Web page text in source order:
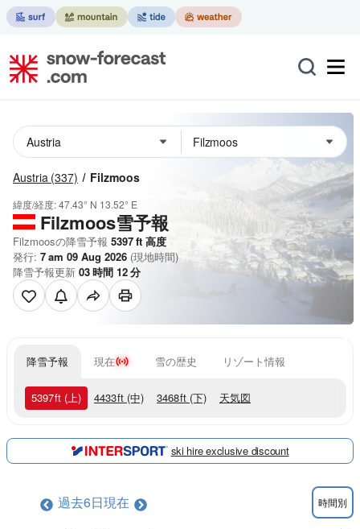
Austria (337) Filzmoos
緯度/経度:47.43° N 13.52° E
Filzmoos雪予報
Filzmoosの降雪予報 5397ft 高度
発行: 7 am 09 Aug 2026 (現地時間)
降雪予報更新 03時間 12分
降雪予報 現在 雪の歴史 リゾート情報
5397ft (上) 4433ft (中) 3468ft (下) 天気図
ski hire exclusive discount
過去6日現在 時間別